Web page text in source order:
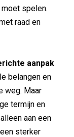
spelen.
raad en
aanpak
belangen en
weg. Maar
termijn en
aan een
sterker